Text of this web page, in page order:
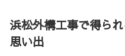
事
浜松外構工事で得ら
思い出